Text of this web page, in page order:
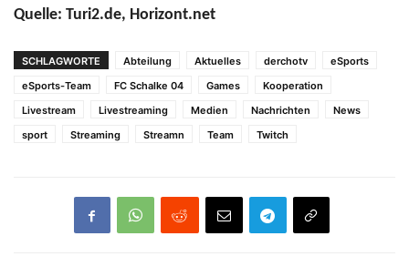
Quelle: Turi2.de, Horizont.net
SCHLAGWORTE Abteilung Aktuelles derchotv
eSports
eSports-Team
FC Schalke 04 Games
Kooperation
Livestream
Livestreaming Medien Nachrichten
News
sport
Streaming Streamn Team Twitch